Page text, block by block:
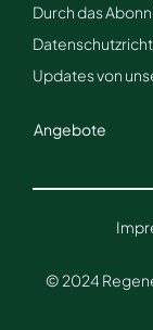
Durch das
Updates von
Angebote
© 2024